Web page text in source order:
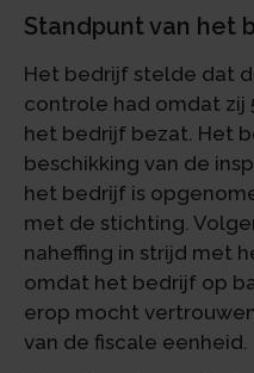
Standpunt van het
Het bedrijf stelde dat
controle had omdat zij
het bedrijf bezat. Het
beschikking van de
het bedrijf is
met de stichting.
naheffing in strijd met
omdat het bedrijf op
erop mocht
van de fiscale eenheid.